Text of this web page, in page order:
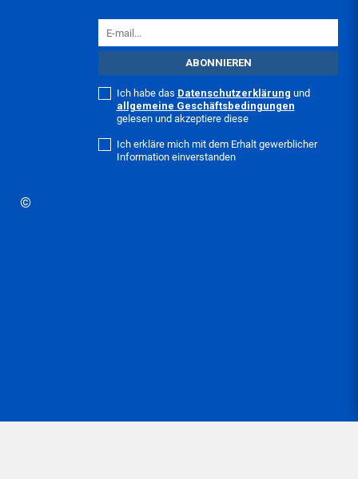
Ich habe das Datenschutzerklärung und
allgemeine Geschäftsbedingungen
gelesen und akzeptiere diese
Ich erkläre mich mit dem Erhalt gewerblicher
Information einverstanden
©